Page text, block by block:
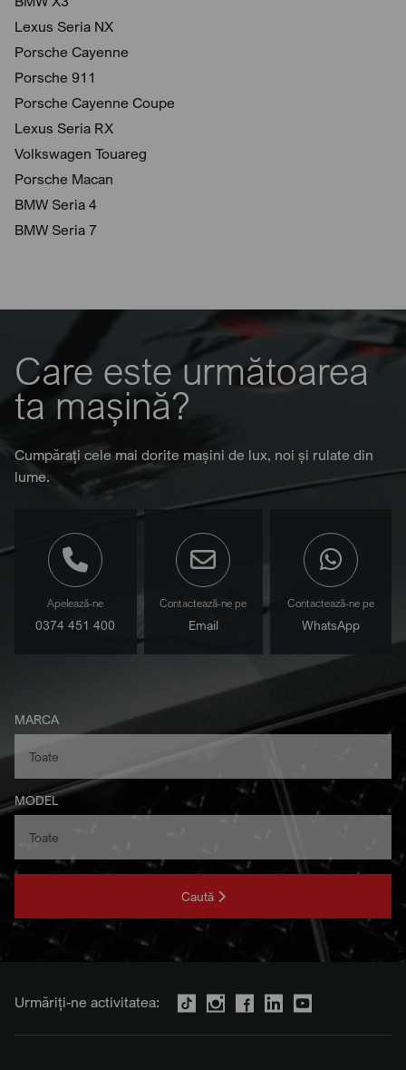
Lexus Seria NX
Porsche Cayenne
Porsche 911
Porsche Cayenne Coupe
Lexus Seria RX
Volkswagen Touareg
Porsche Macan
BMW Seria 4
BMW Seria 7
Care este următoarea
ta mașină?
Cumpărați cele mai dorite mașini de lux, noi și rulate din
lume.
Apelează-ne
0374 451 400
Contactează-ne pe
Email
Contactează-ne pe
WhatsApp
MARCA
MODEL
Caută
Urmăriți-ne activitatea: